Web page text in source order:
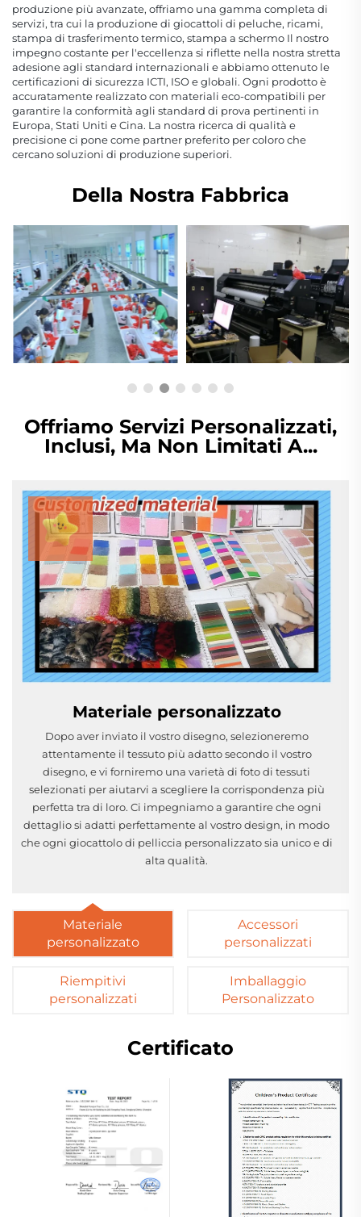
produzione più avanzate, offriamo una gamma completa di
servizi, tra cui la produzione di giocattoli di peluche, ricami,
stampa di trasferimento termico, stampa a schermo Il nostro
impegno costante per l'eccellenza si riflette nella nostra stretta
adesione agli standard internazionali e abbiamo ottenuto le
certificazioni di sicurezza ICTI, ISO e globali. Ogni prodotto è
accuratamente realizzato con materiali eco-compatibili per
garantire la conformità agli standard di prova pertinenti in
Europa, Stati Uniti e Cina. La nostra ricerca di qualità e
precisione ci pone come partner preferito per coloro che
cercano soluzioni di produzione superiori.
Della Nostra Fabbrica
Offriamo Servizi Personalizzati,
Inclusi, Ma Non Limitati A...
Materiale personalizzato
Dopo aver inviato il vostro disegno, selezioneremo
attentamente il tessuto più adatto secondo il vostro
disegno, e vi forniremo una varietà di foto di tessuti
selezionati per aiutarvi a scegliere la corrispondenza più
perfetta tra di loro. Ci impegniamo a garantire che ogni
dettaglio si adatti perfettamente al vostro design, in modo
che ogni giocattolo di pelliccia personalizzato sia unico e di
alta qualità.
Materiale
personalizzato
Accessori
personalizzati
Riempitivi
personalizzati
Imballaggio
Personalizzato
Certificato